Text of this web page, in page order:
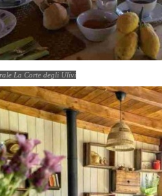
La Corte degli Ulivi